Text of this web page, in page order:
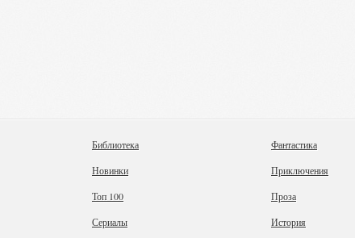
Библиотека
Новинки
Топ 100
Сериалы
Фантастика
Приключения
Проза
История